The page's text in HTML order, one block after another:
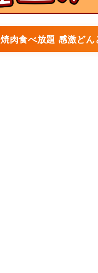
焼肉食べ放題 感激ど